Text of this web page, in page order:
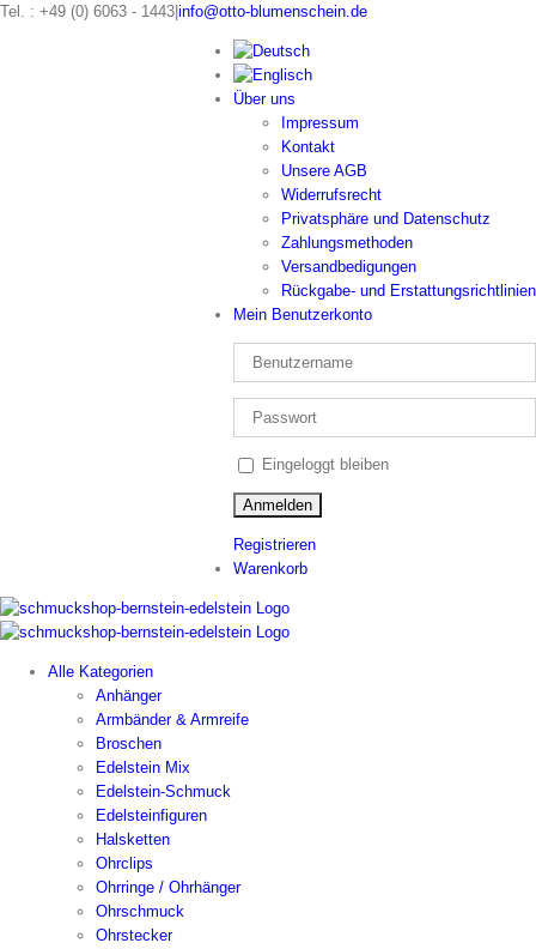
Zum
Tel. : +49 (0) 6063 - 1443 info@otto-blumenschein.de
Über uns
Impressum
Kontakt
Unsere AGB
Widerrufsrecht
Privatsphäre und Datenschutz
Zahlungsmethoden
Versandbedigungen
Rückgabe- und Erstattungsrichtlinien
Mein Benutzerkonto
Eingeloggt bleiben
Registrieren
Warenkorb
Alle Kategorien
Anhänger
Armbänder & Armreife
Broschen
Edelstein Mix
Edelstein-Schmuck
Edelsteinfiguren
Halsketten
Ohrclips
Ohrringe / Ohrhänger
Ohrschmuck
Ohrstecker